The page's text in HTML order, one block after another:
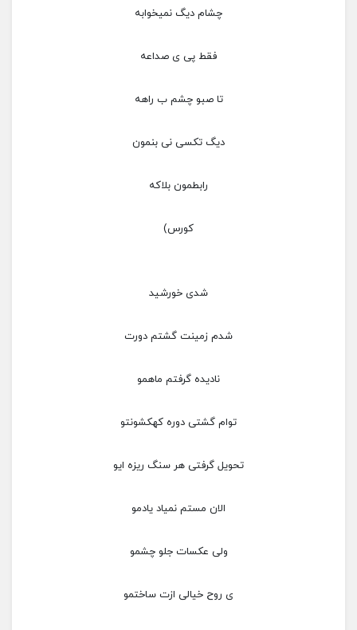
چشام دیگ نمیخوابه
فقط پی ی صداعه
تا صبو چشم ب راهه
دیگ تکسی نی بنمون
رابطمون بلاکه
کورس)
شدی خورشید
شدم زمینت گشتم دورت
نادیده گرفتم ماهمو
توام گشتی دوره کهکشونتو
تحویل گرفتی هر سنگ ریزه ایو
الان مستم نمیاد یادمو
ولی عکسات جلو چشمو
ی روح خیالی ازت ساختمو